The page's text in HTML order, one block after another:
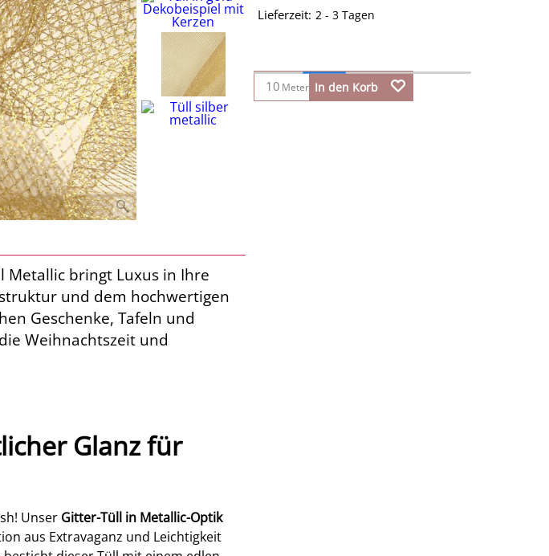
Lieferzeit: 2 - 3 Tagen
Meter In den Korb
Metallic bringt Luxus in Ihre
und dem hochwertigen
Geschenke, Tafeln und
Weihnachtszeit und
Glanz für
Unser Gitter-Tüll in Metallic-Optik
aus Extravaganz und Leichtigkeit